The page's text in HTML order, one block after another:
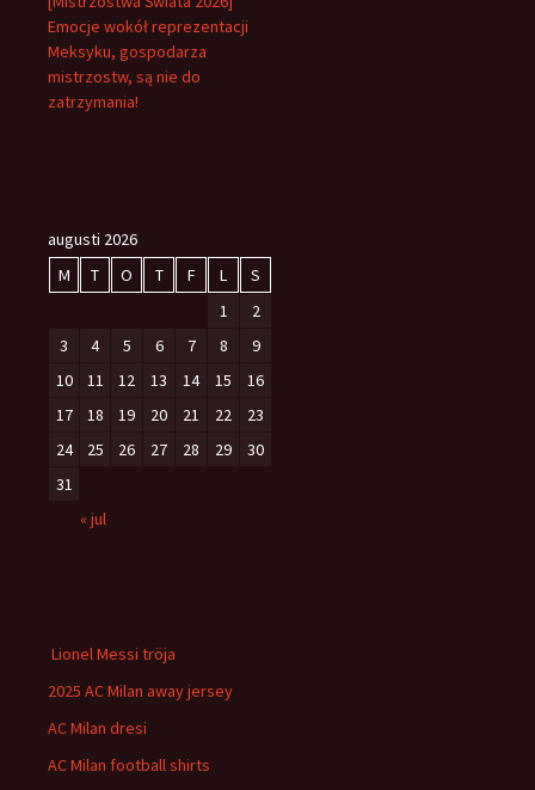
Emocje wokół reprezentacji
Meksyku, gospodarza
mistrzostw, są nie do
zatrzymania!
augusti 2026
M
T O T F L
S
1
2
3
4 5 6 7 8
9
10
11 12 13 14 15
16
17
18 19 20 21 22
23
24
25 26 27 28 29
30
31
« jul
Lionel Messi tröja
2025 AC Milan away jersey
AC Milan dresi
AC Milan football shirts